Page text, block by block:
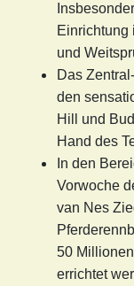
Einrichtung
und
Das
den
Hill und
Hand des
In den
Vorwoche
van Nes
50
errichtet